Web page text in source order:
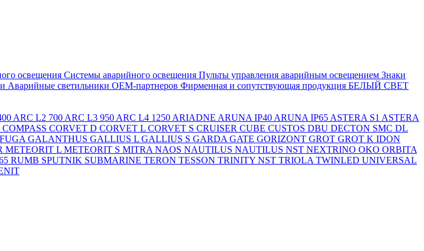
освещения Системы аварийного освещения Пульты управления аварийным освещением Знаки
Аварийные светильники ОЕМ-партнеров Фирменная и сопутствующая продукция БЕЛЫЙ СВЕТ
ARC L2 700 ARC L3 950 ARC L4 1250 ARIADNE ARUNA IP40 ARUNA IP65 ASTERA S1 ASTERA
COMPASS CORVET D CORVET L CORVET S CRUISER CUBE CUSTOS DBU DECTON SMC DL
FUGA GALANTHUS GALLIUS L GALLIUS S GARDA GATE GORIZONT GROT GROT K IDON
METEORIT L METEORIT S MITRA NAOS NAUTILUS NAUTILUS NST NEXTRINO OKO ORBITA
RUMB SPUTNIK SUBMARINE TERON TESSON TRINITY NST TRIOLA TWINLED UNIVERSAL